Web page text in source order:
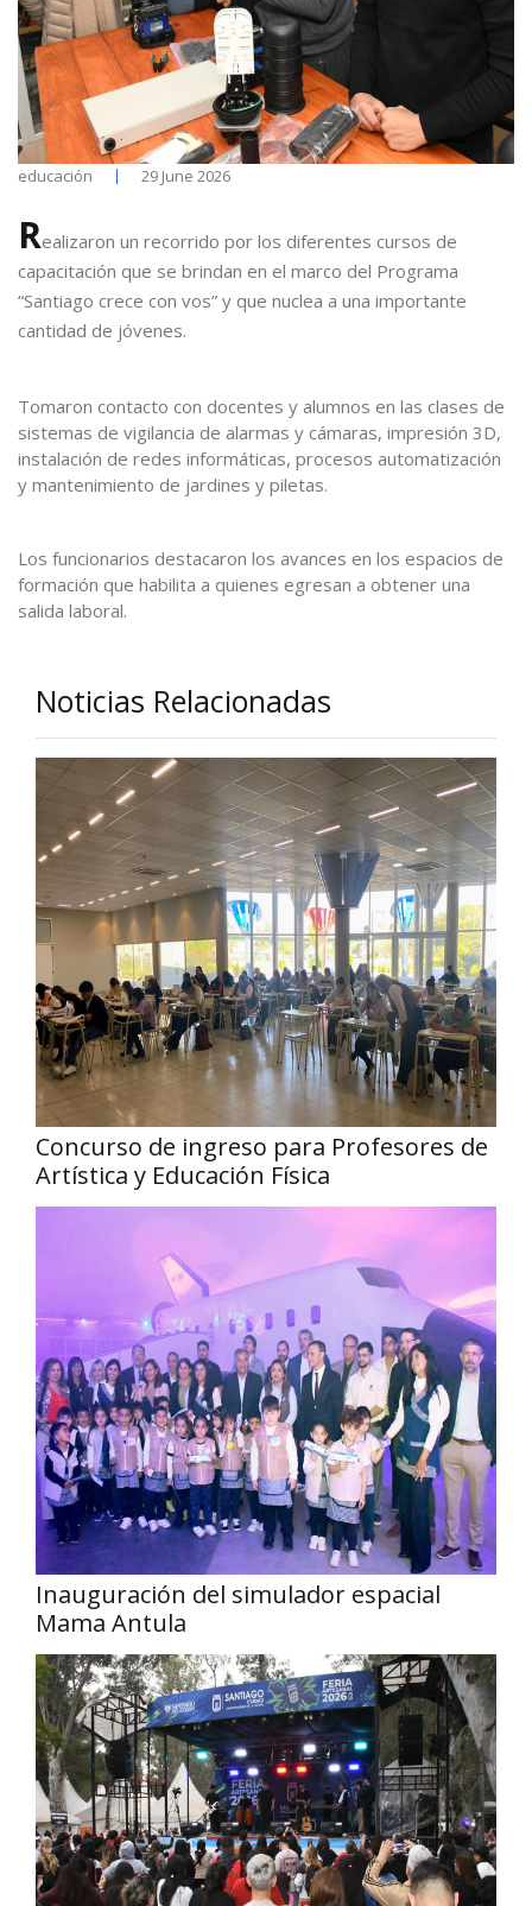
educación 29 June 2026
Realizaron un recorrido por los diferentes cursos de
capacitación que se brindan en el marco del Programa
“Santiago crece con vos” y que nuclea a una importante
cantidad de jóvenes.
Tomaron contacto con docentes y alumnos en las clases de
sistemas de vigilancia de alarmas y cámaras, impresión 3D,
instalación de redes informáticas, procesos automatización
y mantenimiento de jardines y piletas.
Los funcionarios destacaron los avances en los espacios de
formación que habilita a quienes egresan a obtener una
salida laboral.
Noticias Relacionadas
Concurso de ingreso para Profesores de
Artística y Educación Física
Inauguración del simulador espacial
Mama Antula